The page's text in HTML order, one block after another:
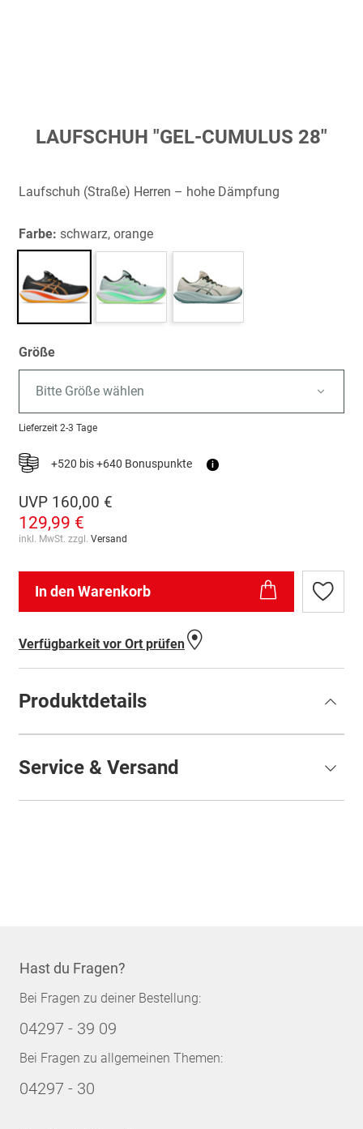
Zum
Anfang
springen
LAUFSCHUH "GEL-CUMULUS 28"
Laufschuh (Straße) Herren – hohe Dämpfung
Farbe: schwarz, orange
Größe
Bitte Größe wählen
Lieferzeit 2-3 Tage
+520 bis +640 Bonuspunkte i
UVP 160,00 €
129,99 €
inkl. MwSt. zzgl. Versand
In den Warenkorb
Zur
Verfügbarkeit vor Ort prüfen
Produktdetails
Service & Versand
Hast du Fragen?
Bei Fragen zu deiner Bestellung:
04297 - 39 09
Bei Fragen zu allgemeinen Themen:
04297 - 30